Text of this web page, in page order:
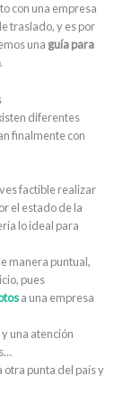
con una empresa
traslado, y es por
una guía para
.
diferentes
finalmente con
factible realizar
el estado de la
lo ideal para
manera puntual,
pues
a una empresa
una atención
otra punta del país y